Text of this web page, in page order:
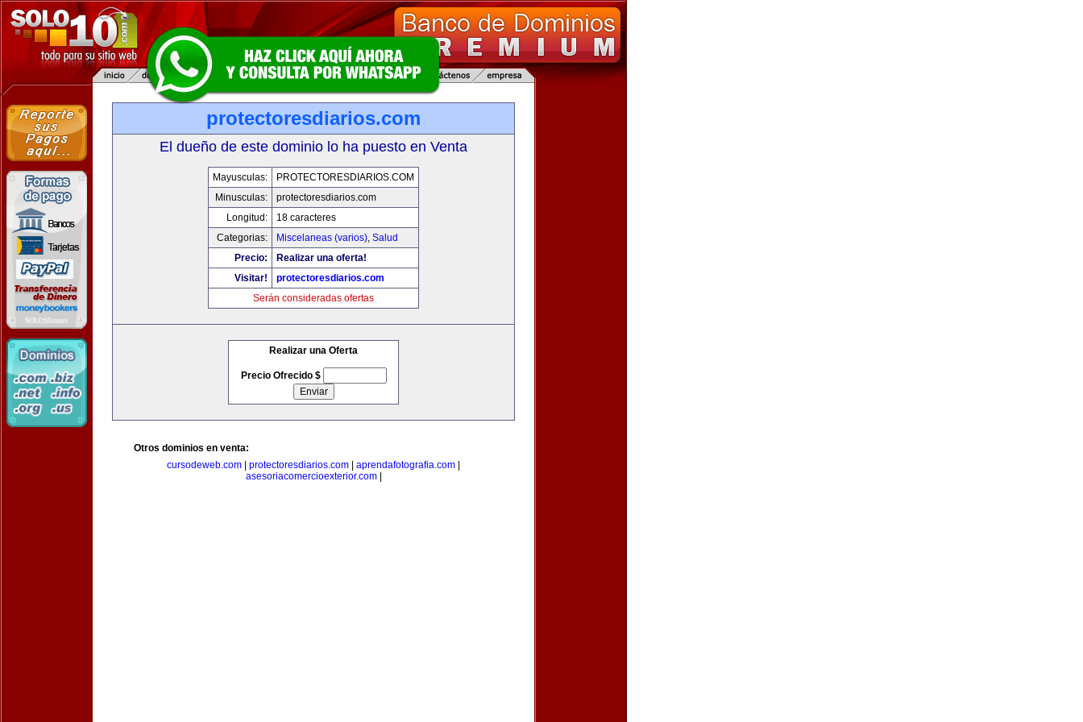
protectoresdiarios.com
El dueño de este dominio lo ha puesto en Venta
Mayusculas:
PROTECTORESDIARIOS.COM
Minusculas:
protectoresdiarios.com
Longitud:
18 caracteres
Categorias:
Miscelaneas (varios), Salud
Precio:
Realizar una oferta!
Visitar!
protectoresdiarios.com
Serán consideradas ofertas
Realizar una Oferta
Precio Ofrecido $
Otros dominios en venta:
cursodeweb.com
protectoresdiarios.com aprendafotografia.com
asesoriacomercioexterior.com|